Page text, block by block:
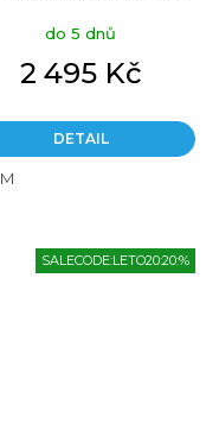
do 5 dnů
2 495 Kč
DETAIL
M
SALECODE:LETO20:20:%